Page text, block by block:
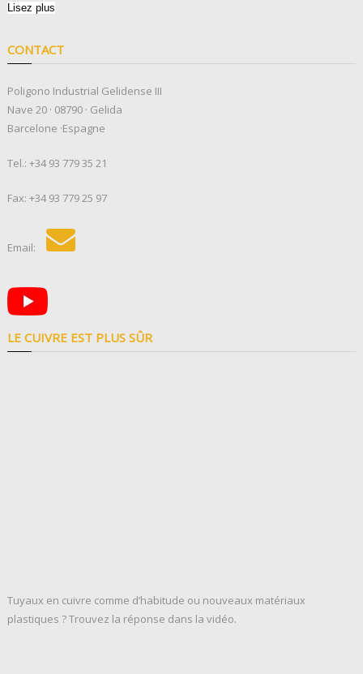
Lisez plus
CONTACT
Poligono Industrial Gelidense III
Nave 20 · 08790 · Gelida
Barcelone ·Espagne
Tel.: +34 93 779 35 21
Fax: +34 93 779 25 97
Email:
LE CUIVRE EST PLUS SÛR
Tuyaux en cuivre comme d’habitude ou nouveaux matériaux
plastiques ? Trouvez la réponse dans la vidéo.